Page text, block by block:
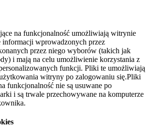
na funkcjonalność umożliwiają witrynie
informacji wprowadzonych przez
przez niego wyborów (takich jak
i mają na celu umożliwienie korzystania z
funkcji. Pliki te umożliwiają
witryny po zalogowaniu się.Pliki
funkcjonalność nie są usuwane po
i są trwale przechowywane na komputerze